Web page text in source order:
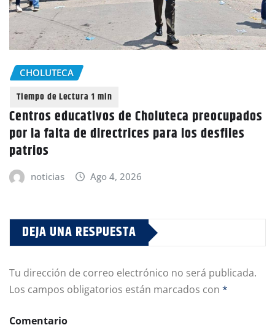
CHOLUTECA
Centros educativos de Choluteca preocupados
por la falta de directrices para los desfiles
patrios
noticias Ago 4, 2026
DEJA UNA RESPUESTA
Tu dirección de correo electrónico no será publicada.
Los campos obligatorios están marcados con *
Comentario